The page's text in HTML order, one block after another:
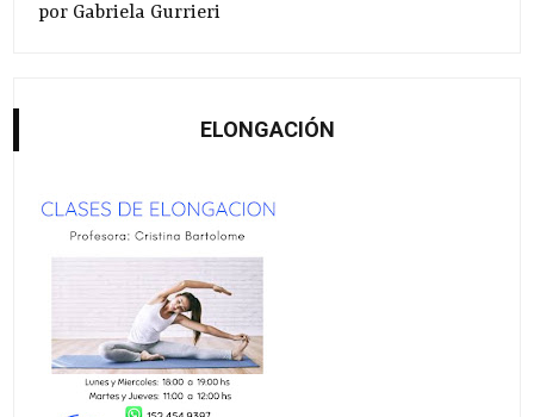
por Gabriela Gurrieri
ELONGACIÓN